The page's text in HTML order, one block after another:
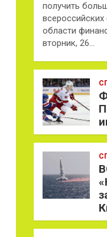
получить
области
вторник, 26…